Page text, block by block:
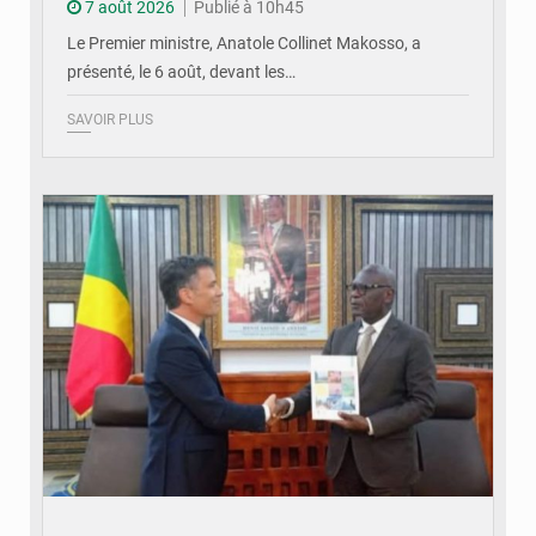
7 août 2026
Publié à 10h45
Le Premier ministre, Anatole Collinet Makosso, a
présenté, le 6 août, devant les…
SAVOIR PLUS